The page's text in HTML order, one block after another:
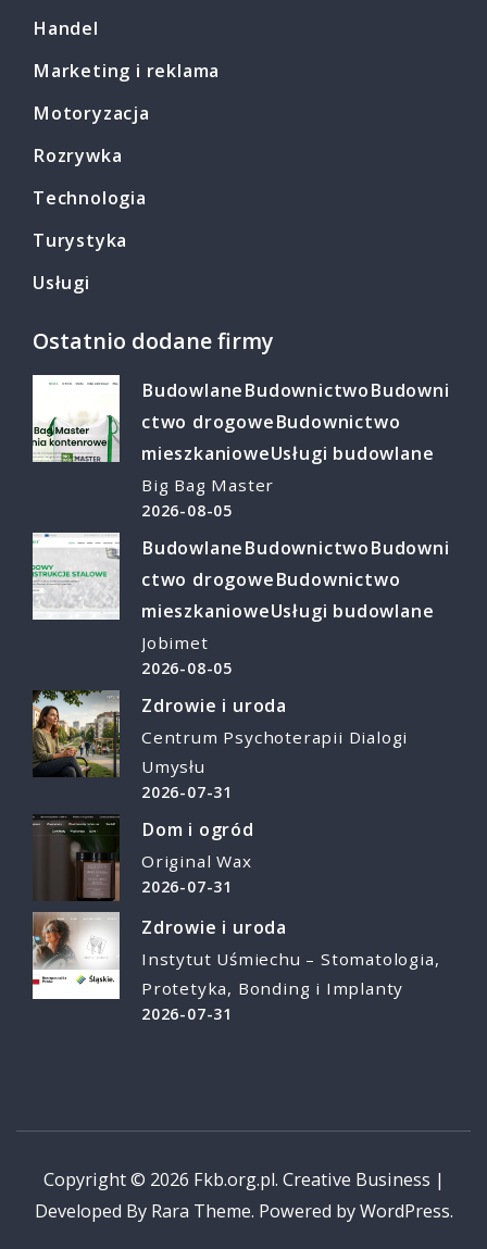
Handel
Marketing i reklama
Motoryzacja
Rozrywka
Technologia
Turystyka
Usługi
Ostatnio dodane firmy
BudowlaneBudownictwoBudowni
ctwo drogoweBudownictwo
mieszkanioweUsługi budowlane
Big Bag Master
2026-08-05
BudowlaneBudownictwoBudowni
ctwo drogoweBudownictwo
mieszkanioweUsługi budowlane
Jobimet
2026-08-05
Zdrowie i uroda
Centrum Psychoterapii Dialogi
Umysłu
2026-07-31
Dom i ogród
Original Wax
2026-07-31
Zdrowie i uroda
Instytut Uśmiechu – Stomatologia,
Protetyka, Bonding i Implanty
2026-07-31
Copyright © 2026 Fkb.org.pl. Creative Business |
Developed By Rara Theme. Powered byWordPress.